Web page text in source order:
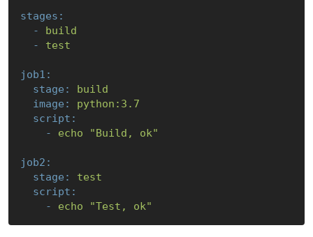
stages:
-
build
-
test
job1:
stage:
build
image:
python:3.7
script:
-
echo "Build, ok"
job2:
stage:
test
script:
-
echo "Test, ok"